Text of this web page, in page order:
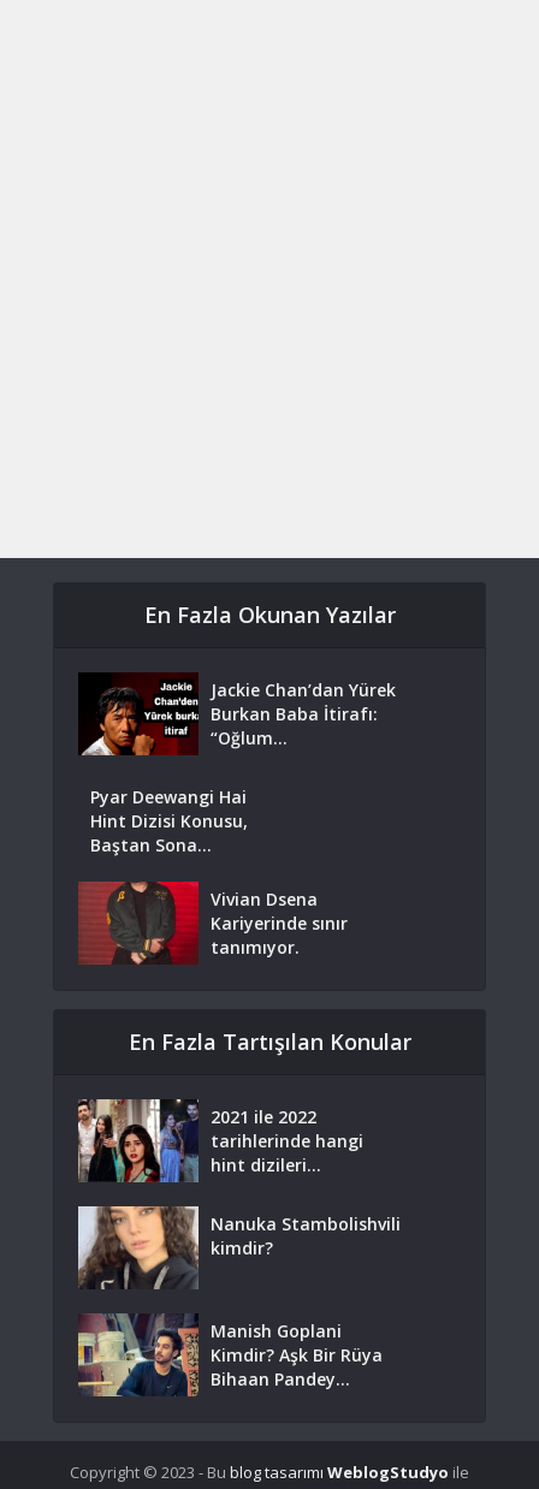
En Fazla Okunan Yazılar
Jackie Chan’dan Yürek
Burkan Baba İtirafı:
“Oğlum...
Pyar Deewangi Hai
Hint Dizisi Konusu,
Baştan Sona...
Vivian Dsena
Kariyerinde sınır
tanımıyor.
En Fazla Tartışılan Konular
2021 ile 2022
tarihlerinde hangi
hint dizileri...
Nanuka Stambolishvili
kimdir?
Manish Goplani
Kimdir? Aşk Bir Rüya
Bihaan Pandey...
Copyright © 2023 - Bu blog tasarımı WeblogStudyo ile